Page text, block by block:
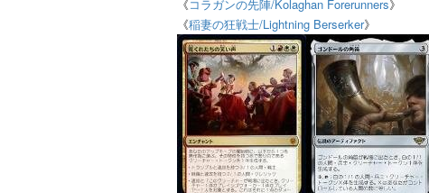
《コラガンの先陣/Kolaghan Forerunners》
《稲妻の狂戦士/Lightning Berserker》